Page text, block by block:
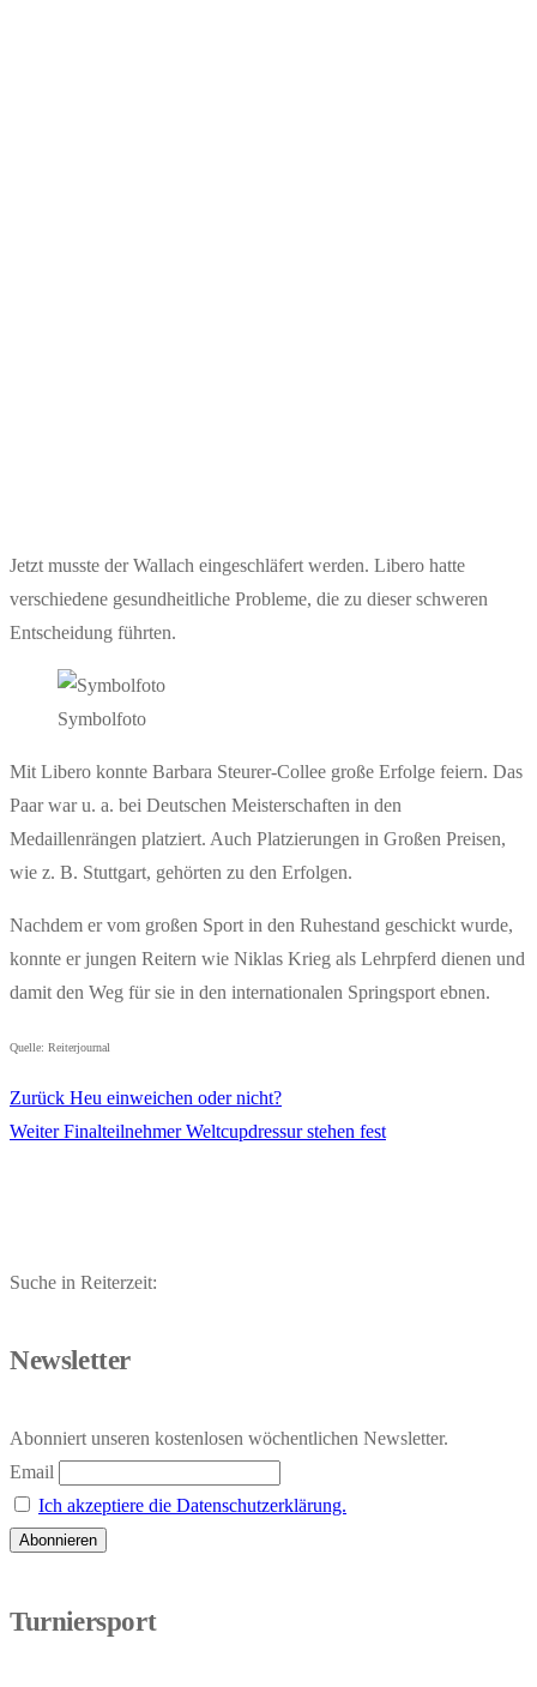
Jetzt musste der Wallach eingeschläfert werden. Libero hatte
verschiedene gesundheitliche Probleme, die zu dieser schweren
Entscheidung führten.
Symbolfoto
Mit Libero konnte Barbara Steurer-Collee große Erfolge feiern. Das
Paar war u. a. bei Deutschen Meisterschaften in den
Medaillenrängen platziert. Auch Platzierungen in Großen Preisen,
wie z. B. Stuttgart, gehörten zu den Erfolgen.
Nachdem er vom großen Sport in den Ruhestand geschickt wurde,
konnte er jungen Reitern wie Niklas Krieg als Lehrpferd dienen und
damit den Weg für sie in den internationalen Springsport ebnen.
Quelle: Reiterjournal
Beitragsnavigation
Zurück Vorheriger
Beitrag:
Heu einweichen oder nicht?
Weiter Nächster
Finalteilnehmer Weltcupdressur stehen fest
Suche in Reiterzeit:
Newsletter
Abonniert unseren kostenlosen wöchentlichen Newsletter.
Email
Ich akzeptiere die Datenschutzerklärung.
Turniersport